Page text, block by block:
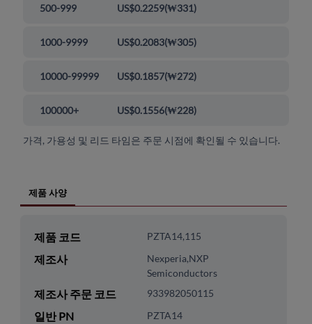
500-999 US$0.2259(₩331)
1000-9999 US$0.2083(₩305)
10000-99999 US$0.1857(₩272)
100000+ US$0.1556(₩228)
가격, 가용성 및 리드 타임은 주문 시점에 확인될 수 있습니다.
제품 사양
제품 코드 PZTA14,115
제조사
Nexperia,NXP
Semiconductors
제조사 주문 코드 933982050115
일반 PN PZTA14